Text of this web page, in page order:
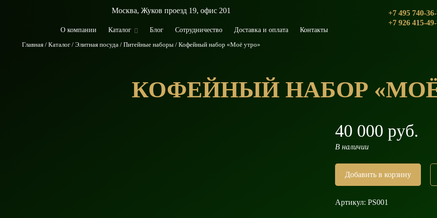
Москва, Жуков проезд 19, офис 201
О компании Каталог Блог Сотрудничество Доставка и оплата Контакты
+7 495 740-
+7 926 415-
Главная Каталог Элитная посуда Питейные наборы Кофейный набор «Моё утро»
КОФЕЙНЫЙ НАБОР
40 000 руб.
В наличии
Добавить в корзину
Артикул: PS001